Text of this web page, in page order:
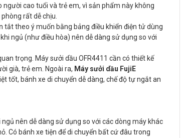
người cao tuổi và trẻ em, vì sản phẩm này không
rất dễ chịu.
tắt theo ý muốn bằng bảng điều khiển điện tử dùng
ngủ (như điều hòa) nên dễ dàng sử dụng so với
trọng. Máy sưởi dầu OFR4411 cần có thiết kế
già, trẻ em. Ngoài ra, Máy sưởi dầu FujiE
tốt, bánh xe di chuyển dễ dàng, chế độ tự ngắt an
nên dễ dàng sử dụng so với các dòng máy khác
Có bánh xe tiện để di chuyển bất cứ đâu trong